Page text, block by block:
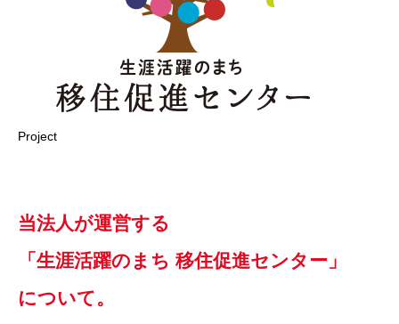
Project
当法人が運営する
「生涯活躍のまち 移住促進センター」
について。